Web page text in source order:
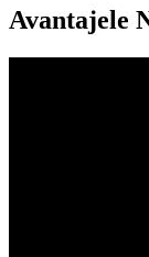
Avantajele